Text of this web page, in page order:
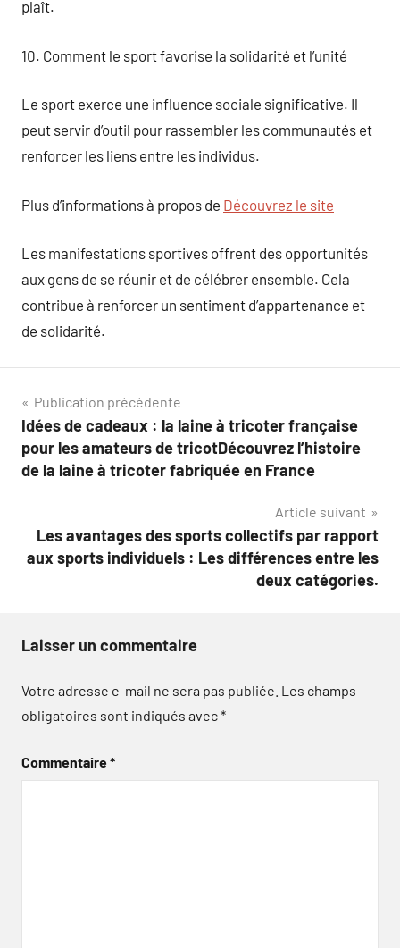
plaît.
10. Comment le sport favorise la solidarité et l’unité
Le sport exerce une influence sociale significative. Il
peut servir d’outil pour rassembler les communautés et
renforcer les liens entre les individus.
Plus d’informations à propos de Découvrez le site
Les manifestations sportives offrent des opportunités
aux gens de se réunir et de célébrer ensemble. Cela
contribue à renforcer un sentiment d’appartenance et
de solidarité.
Navigation
de
l’article
Publication précédente
Idées de cadeaux : la laine à tricoter française
pour les amateurs de tricotDécouvrez l’histoire
de la laine à tricoter fabriquée en France
Article suivant
Les avantages des sports collectifs par rapport
aux sports individuels : Les différences entre les
deux catégories.
Laisser un commentaire
Votre adresse e-mail ne sera pas publiée. Les champs
obligatoires sont indiqués avec*
Commentaire*